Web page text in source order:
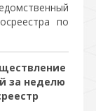
по
за неделю